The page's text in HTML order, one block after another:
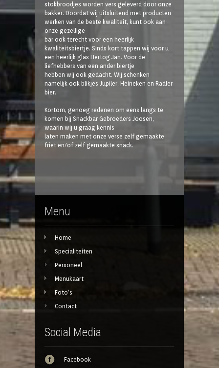
stokbroodjes worden vers geleverd door onze
bakker. Doordat wij uitsluitend met producten
werken van de beste kwaliteit, kunt ook aan
onze gezellige
bar ook terecht voor een heerlijk
kwaliteitsbiertje. Sinds kort tappen wij voor u
een heerlijk glas Hertog Jan. Voor de
liefhebbers van een ander biertje
hebben wij ook gedacht. Wij schenken
namelijk ook blikjes Jupiler, Heineken en Radler
bier.
Kortom, genoeg redenen om eens langs te
komen bij Snackbar Gebroeders Joosen,
waarin wij u graag kennis
laten maken met onze verse zelf gemaakte
friet en/of zelf gemaakte snack.
Menu
Home
Specialiteiten
Personeel
Menukaart
Foto’s
Contact
Social Media
Facebook